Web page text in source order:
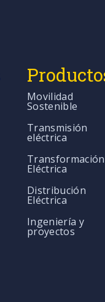
Movilidad
Sostenible
Transmisión
eléctrica
Transformación
Eléctrica
Distribución
Eléctrica
Ingeniería y
proyectos